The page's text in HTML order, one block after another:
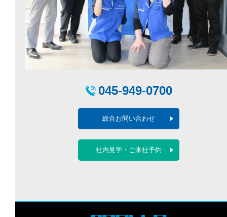
045-949-0700
総合お問い合わせ
社内見学・ご来社予約